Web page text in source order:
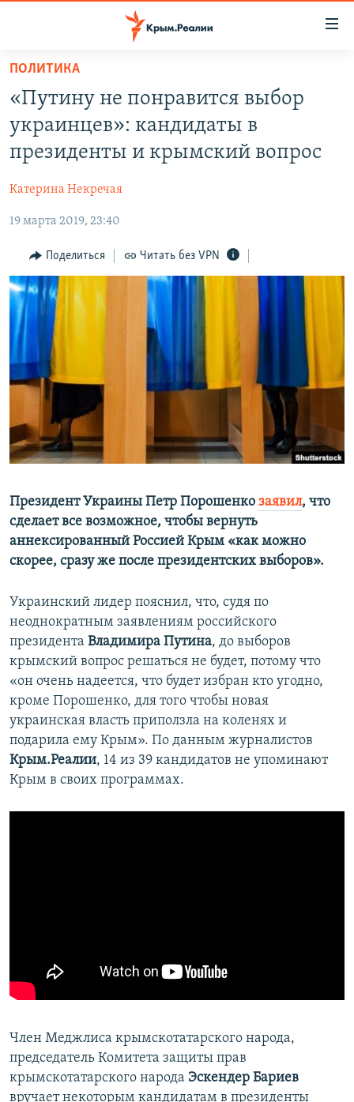
Вернуться
основному
содержанию
Вернутся
главной
навигации
Вернутся
поиску
СПЕЦПРОЕКТЫ
11 ЛЕТ ОККУПАЦИИ КРЫМА. 11 ИСТОРИЙ СОПРОТИВЛЕНИЯ
ВОДА
ЕЩЕ
ИНТЕРАКТИВ
ИНФОГРАФИКА
ТЕЛЕПРОЕКТ КРЫМ.РЕАЛИИ
СОВЕТЫ ПРАВОЗАЩИТНИКОВ
ПРОПАВШИЕ БЕЗ ВЕСТИ
ПОБЕДИТЕЛЕЙ НЕ СУДЯТ?
КРЫМ.НЕПОКОРЕННЫЙ
ELIFBE
УКРАИНСКАЯ ПРОБЛЕМА КРЫМА
РАДІО СВОБОДА
КАК ОБОЙТИ БЛОКИРОВКУ
Українською
Qırımtatar
ПРИСОЕДИНЯЙТЕСЬ!
ПОЛИТИКА
«Путину не понравится выбор
украинцев»: кандидаты в
президенты и крымский вопрос
Катерина Некречая
19 марта 2019, 23:40
Поделиться Читать без VPN
Президент Украины Петр Порошенко заявил, что
сделает все возможное, чтобы вернуть
аннексированный Россией Крым «как можно
скорее, сразу же после президентских выборов».
Украинский лидер пояснил, что, судя по
неоднократным заявлениям российского
президента Владимира Путина, до выборов
крымский вопрос решаться не будет, потому что
«он очень надеется, что будет избран кто угодно,
кроме Порошенко, для того чтобы новая
украинская власть приползла на коленях и
подарила ему Крым». По данным журналистов
Крым.Реалии, 14 из 39 кандидатов не упоминают
Крым в своих программах.
Член Меджлиса крымскотатарского народа,
председатель Комитета защиты прав
крымскотатарского народа Эскендер Бариев
вручает некоторым кандидатам в президенты